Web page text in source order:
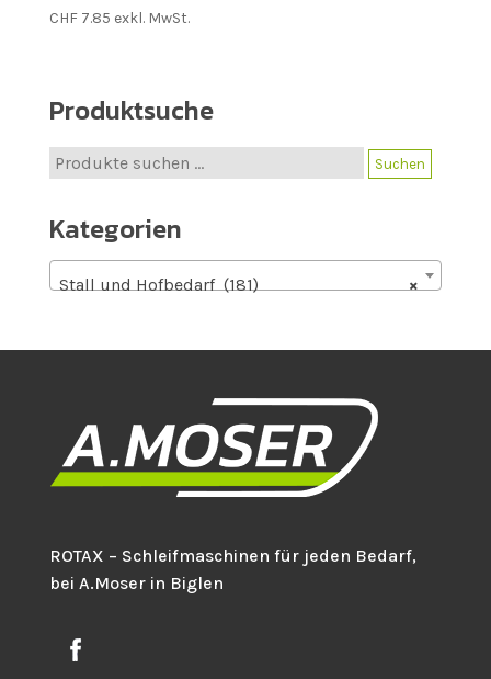
CHF7.85 exkl. MwSt.
Produktsuche
Suche
nach:
Suchen
Kategorien
×
Stall und Hofbedarf (181)
ROTAX – Schleifmaschinen für jeden Bedarf,
bei A.Moser in Biglen